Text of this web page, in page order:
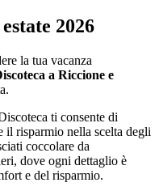
2026
la tua vacanza
a Riccione e
ti consente di
il risparmio nella scelta degli
coccolare da
dove ogni dettaglio è
e del risparmio.